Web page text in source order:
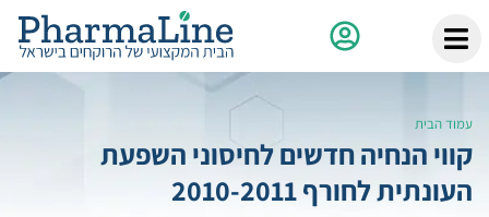
עמוד הבית
קווי הנחיה חדשים לחיסוני השפעת
העונתית לחורף 2010-2011